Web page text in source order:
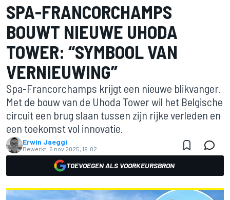
SPA-FRANCORCHAMPS
BOUWT NIEUWE UHODA
TOWER: “SYMBOOL VAN
VERNIEUWING”
Spa-Francorchamps krijgt een nieuwe blikvanger.
Met de bouw van de Uhoda Tower wil het Belgische
circuit een brug slaan tussen zijn rijke verleden en
een toekomst vol innovatie.
Erwin Jaeggi
Bewerkt: 6 nov 2025, 19:02
TOEVOEGEN ALS VOORKEURSBRON